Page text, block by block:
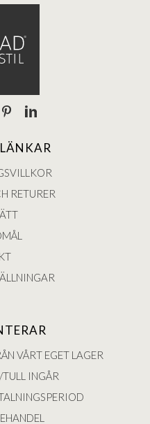
RETURER
VÅRT EGET LAGER
INGÅR